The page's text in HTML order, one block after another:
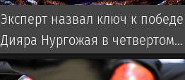
Эксперт назвал ключ к победе
Дияра Нургожая в четвертом
бою UFC